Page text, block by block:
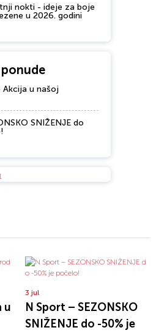
nokti - ideje za boje
u 2026. godini
Akcija u našoj
SNIŽENJE do
u
3 jul
N Sport – SEZONSKO
SNIŽENJE do -50% je